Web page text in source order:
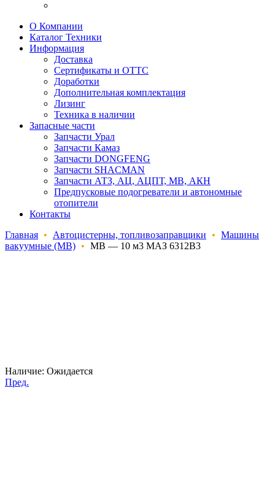
О Компании
Каталог Техники
Информация
Доставка
Сертификаты и ОТТС
Доработки
Дополнительная комплектация
Лизинг
Техника в наличии
Запасные части
Запчасти Урал
Запчасти Камаз
Запчасти DONGFENG
Запчасти SHACMAN
Запчасти АТЗ, АЦ, АЦПТ, МВ, АКН
Предпусковые подогреватели и автономные
отопители
Контакты
Главная • Автоцистерны, топливозаправщики • Машины
вакуумные (МВ) • МВ — 10 м3 МАЗ 6312В3
Наличие: Ожидается
Пред.